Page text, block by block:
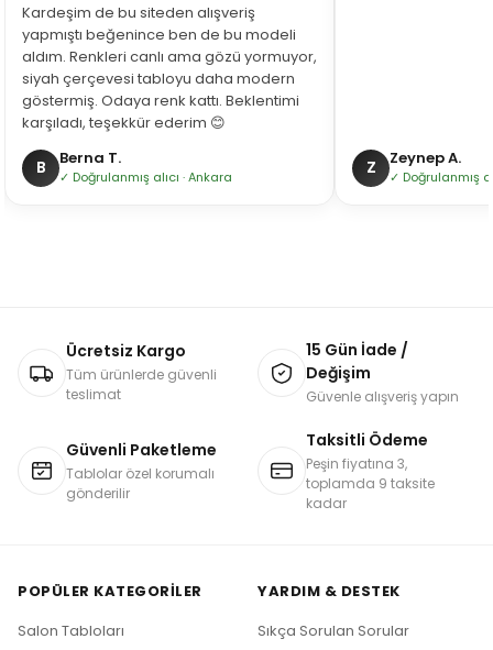
Kardeşim de bu siteden alışveriş
yapmıştı beğenince ben de bu modeli
aldım. Renkleri canlı ama gözü yormuyor,
siyah çerçevesi tabloyu daha modern
göstermiş. Odaya renk kattı. Beklentimi
karşıladı, teşekkür ederim 😊
B Berna T.
✓ Doğrulanmış alıcı · Ankara Z Zeynep A.
✓ Doğrulanmış
Ücretsiz Kargo
Tüm ürünlerde güvenli
teslimat
15 Gün İade /
Değişim
Güvenle alışveriş yapın
Güvenli Paketleme
Tablolar özel korumalı
gönderilir
Taksitli Ödeme
Peşin fiyatına 3,
toplamda 9 taksite
kadar
POPÜLER KATEGORILER
Salon Tabloları
YARDIM & DESTEK
Sıkça Sorulan Sorular